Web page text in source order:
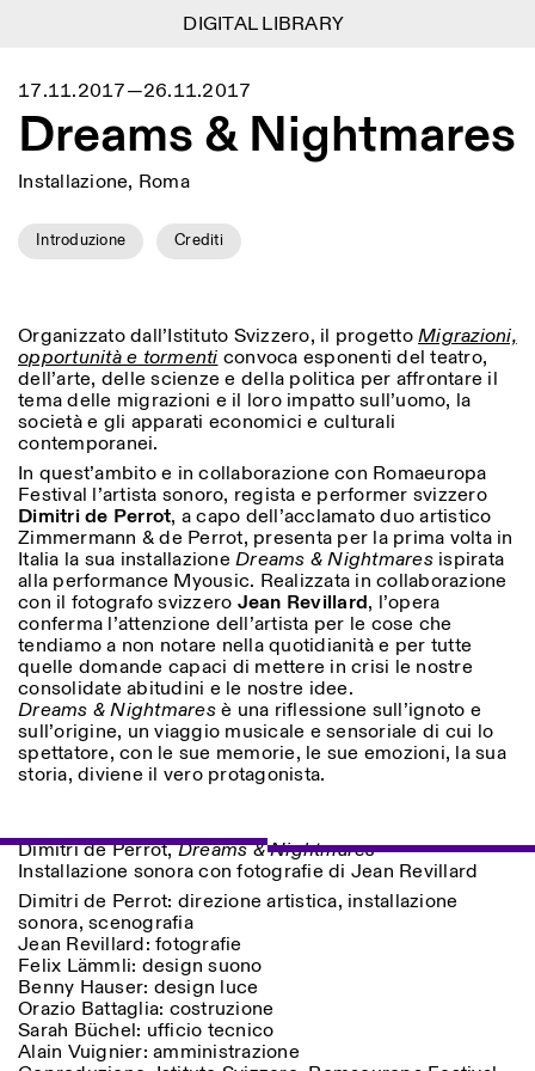
Menu
Lingua EN IT DE
FR
Calendario
Ricerca
Residenze
Organizzazione
Biblioteca
Jobs
Altre Attività
NEWSLETTER
Registrati alla nostra newsletter per ricevere
informazioni sui nostri eventi
Facebook Instagram Linkedin Vimeo
Privacy Policy
Information
ISTITUTO SVIZZERO
ROMA
Villa Maraini
Via Ludovisi 48
Barberini
ORARI PORTINERIA:
LUN-VEN
09:00–13:30, 14:30–18:00
ORARI MOSTRE:
Atlas Studios
Mercoledì/Venerdì: 14:30-
18:30
Giovedì: 14:30-20:00
Sabato/Domenica: 11:00-
18:30
VISITE GUIDATE:
Solo su prenotazione
(italiano, inglese)
Tariffa: 10€ per persona
Per prenotazioni:
visite@istitutosvizzero.it
Ingresso non consentito
agli animali
Filtri
Area di appartenenza
Reset
Arte
Luogo
Categoria
Reset
Tutte le categorie
Antropologia
Archeologia
Architettura
Astrofisica
Book launch
Altre opzioni...
Durata (giorni)
1
> 1
17.11.2017—26.11.2017
Dreams & Nightmares
Installazione, Roma
Introduzione Crediti
Organizzato dall’Istituto Svizzero, il progettoMigrazioni,
opportunità e tormenti convoca esponenti del teatro,
dell’arte, delle scienze e della politica per affrontare il
tema delle migrazioni e il loro impatto sull’uomo, la
società e gli apparati economici e culturali
contemporanei.
In quest’ambito e in collaborazione con Romaeuropa
Festival l’artista sonoro, regista e performer svizzero
Dimitri de Perrot, a capo dell’acclamato duo artistico
Zimmermann & de Perrot, presenta per la prima volta in
Italia la sua installazione Dreams & Nightmaresispirata
alla performance Myousic. Realizzata in collaborazione
con il fotografo svizzero Jean Revillard, l’opera
conferma l’attenzione dell’artista per le cose che
tendiamo a non notare nella quotidianità e per tutte
quelle domande capaci di mettere in crisi le nostre
consolidate abitudini e le nostre idee.
Dreams & Nightmaresè una riflessione sull’ignoto e
sull’origine, un viaggio musicale e sensoriale di cui lo
spettatore, con le sue memorie, le sue emozioni, la sua
storia, diviene il vero protagonista.
Dimitri de Perrot,Dreams & Nightmares
Installazione sonora con fotografie di Jean Revillard
Dimitri de Perrot: direzione artistica, installazione
sonora, scenografia
Jean Revillard: fotografie
Felix Lämmli: design suono
Benny Hauser: design luce
Orazio Battaglia: costruzione
Sarah Büchel: ufficio tecnico
Alain Vuignier: amministrazione
DIGITAL LIBRARY
DIGITAL LIBRARY